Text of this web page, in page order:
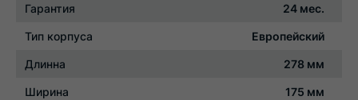
Гарантия 24 мес.
Тип корпуса Европейский
Длинна 278 мм
Ширина 175 мм